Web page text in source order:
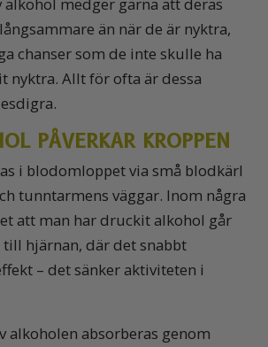
alkohol medger gärna att deras
än när de är nyktra,
chanser som de inte skulle ha
nyktra. Allt för ofta är dessa
PÅVERKAR KROPPEN
i blodomloppet via små blodkärl
tunntarmens väggar. Inom några
att man har druckit alkohol går
hjärnan, där det snabbt
– det sänker aktiviteten i
alkoholen absorberas genom